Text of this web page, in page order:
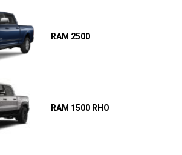
RAM 2500
RAM 1500 RHO